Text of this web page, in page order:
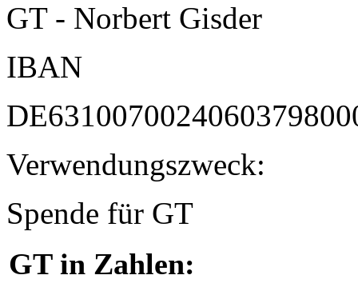
GT - Norbert Gisder
IBAN
Verwendungszweck:
Spende für GT
GT in Zahlen: